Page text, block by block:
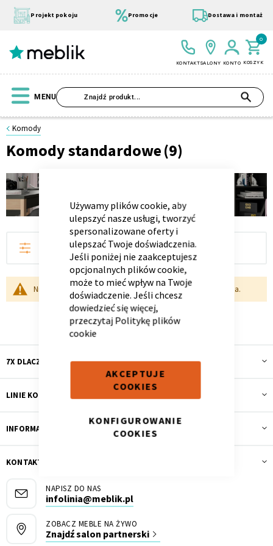
CLOSE
COOKIE
BAR
Używamy plików cookie, aby
ulepszyć nasze usługi, tworzyć
spersonalizowane oferty i
ulepszać Twoje doświadczenia.
Jeśli poniżej nie zaakceptujesz
opcjonalnych plików cookie,
może to mieć wpływ na Twoje
doświadczenie. Jeśli chcesz
dowiedzieć się więcej,
przeczytaj Politykę plików
cookie
AKCEPTUJE
COOKIES
KONFIGUROWANIE
COOKIES
treści
Projekt pokoju Promocje Dostawa i montaż
KONTAKTSALONY KONTO KOSZYK
0
MENU
Strona
główna
Meble
Komody
Komody
standardowe
Komody
Komody standardowe(9)
Nie możemy odnaleźć pasujących produktów do zaznaczenia.
FILTRUJ
7X DLACZEGO MEBLIK
LINIE KOLEKCJI
INFORMACJE
KONTAKT I OBSŁUGA
NAPISZ DO NAS
infolinia@meblik.pl
ZOBACZ MEBLE NA ŻYWO
Znajdź salon partnerski
Wszystkie Kolekcje
Wolnostojące
Skandynawskie
Biurko Komoda
Panele ścienne Poduchy
Wszystkie dodatki